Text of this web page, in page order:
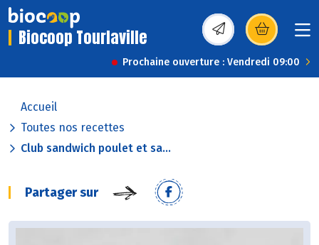
Biocoop Tourlaville (s’ouvre dans une
Prochaine ouverture : Vendredi 09:00
Accueil
Toutes nos recettes
Club sandwich poulet et sa...
Partager sur